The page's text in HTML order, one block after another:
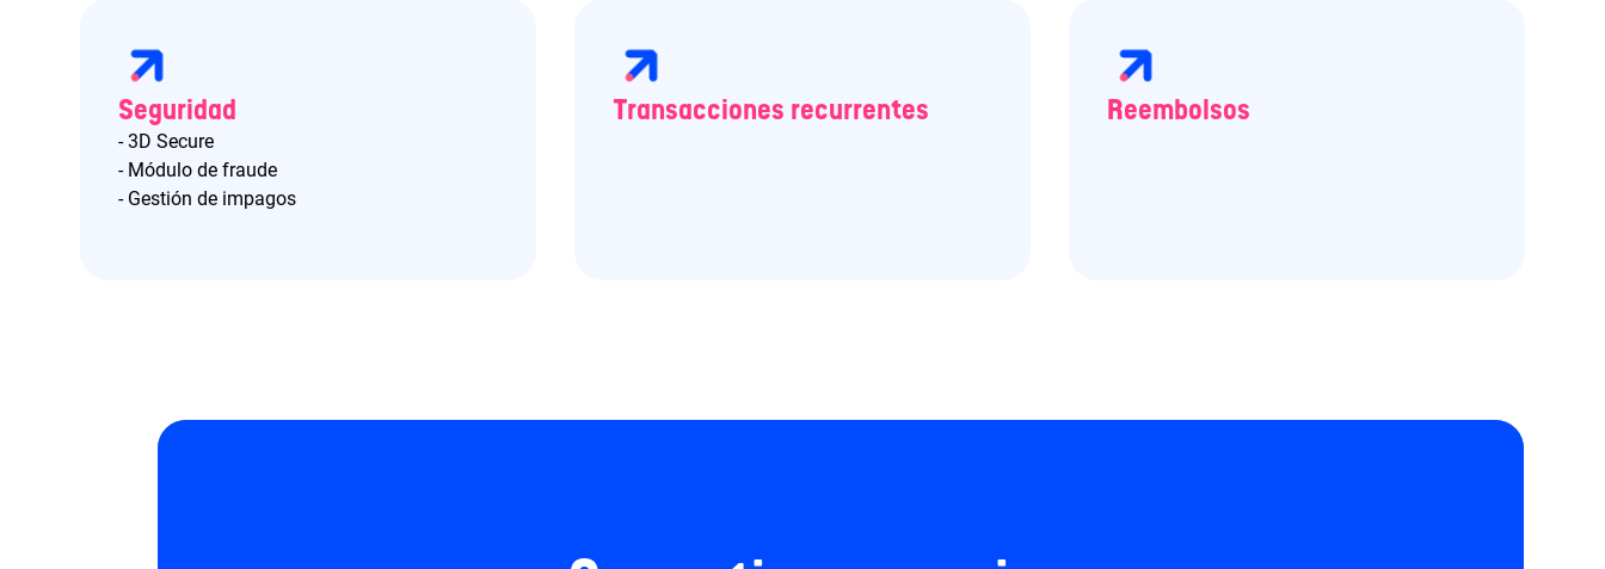
Seguridad
- 3D Secure
- Módulo de fraude
- Gestión de impagos
Transacciones recurrentes Reembolsos